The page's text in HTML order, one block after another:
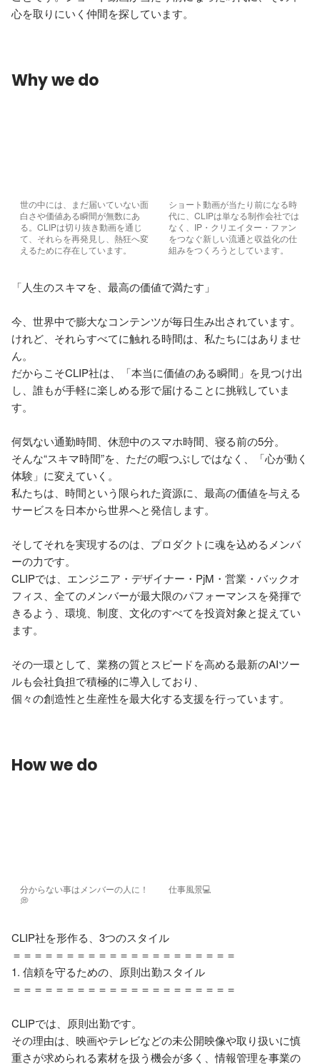
心を取りにいく仲間を探しています。
Why we do
世の中には、まだ届いていない面
白さや価値ある瞬間が無数にあ
る。CLIPは切り抜き動画を通じ
て、それらを再発見し、熱狂へ変
えるために存在しています。
ショート動画が当たり前になる時
代に、CLIPは単なる制作会社では
なく、IP・クリエイター・ファン
をつなぐ新しい流通と収益化の仕
組みをつくろうとしています。
「人生のスキマを、最高の価値で満たす」
今、世界中で膨大なコンテンツが毎日生み出されています。
けれど、それらすべてに触れる時間は、私たちにはありませ
ん。
だからこそCLIP社は、「本当に価値のある瞬間」を見つけ出
し、誰もが手軽に楽しめる形で届けることに挑戦していま
す。
何気ない通勤時間、休憩中のスマホ時間、寝る前の5分。
そんな“スキマ時間”を、ただの暇つぶしではなく、「心が動く
体験」に変えていく。
私たちは、時間という限られた資源に、最高の価値を与える
サービスを日本から世界へと発信します。
そしてそれを実現するのは、プロダクトに魂を込めるメンバ
ーの力です。
CLIPでは、エンジニア・デザイナー・PjM・営業・バックオ
フィス、全てのメンバーが最大限のパフォーマンスを発揮で
きるよう、環境、制度、文化のすべてを投資対象と捉えてい
ます。
その一環として、業務の質とスピードを高める最新のAIツー
ルも会社負担で積極的に導入しており、
個々の創造性と生産性を最大化する支援を行っています。
How we do
分からない事はメンバーの人に！
💭
仕事風景💻
CLIP社を形作る、3つのスタイル
＝＝＝＝＝＝＝＝＝＝＝＝＝＝＝＝＝＝＝＝＝
1. 信頼を守るための、原則出勤スタイル
＝＝＝＝＝＝＝＝＝＝＝＝＝＝＝＝＝＝＝＝＝
CLIPでは、原則出勤です。
その理由は、映画やテレビなどの未公開映像や取り扱いに慎
重さが求められる素材を扱う機会が多く、情報管理を事業の